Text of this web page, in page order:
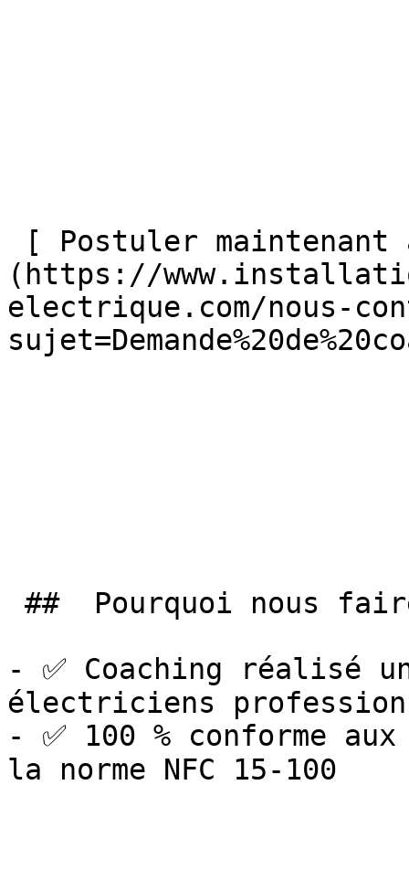
(https://
electrique.com/nous-
- ✅ Coaching réalisé
électriciens
- ✅ 100 % conforme
la norme NFC 15-100